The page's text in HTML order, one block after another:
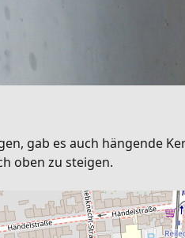
gab es auch hängende
oben zu steigen.